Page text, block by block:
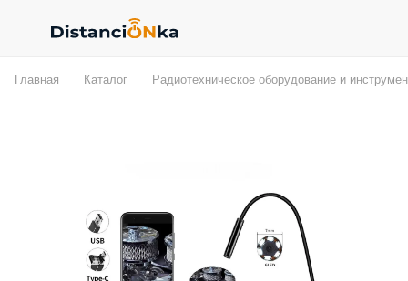
Главная Каталог Радиотехническое оборудование и